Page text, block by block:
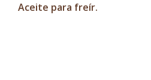
Aceite para freír.